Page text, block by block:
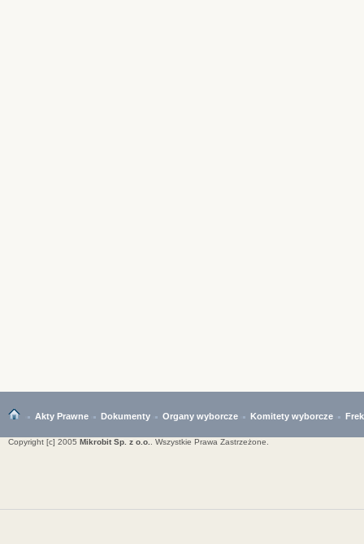
Akty Prawne Dokumenty Organy wyborcze Komitety wyborcze
Copyright [c] 2005 Mikrobit Sp. z o.o. . Wszystkie Prawa Zastrzeżone.